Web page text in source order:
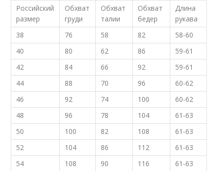
Российский
размер
Обхват
груди
Обхват
талии
Обхват
бедер
Длина
рукава
38
76 58 82
58-60
40
80 62 86
59-61
42
84 66 92
59-61
44
88 70 96
60-62
46
92 74 100
60-62
48
96 78 104
61-63
50
100 82 108
61-63
52
104 86 112
61-63
54
108 90 116
61-63